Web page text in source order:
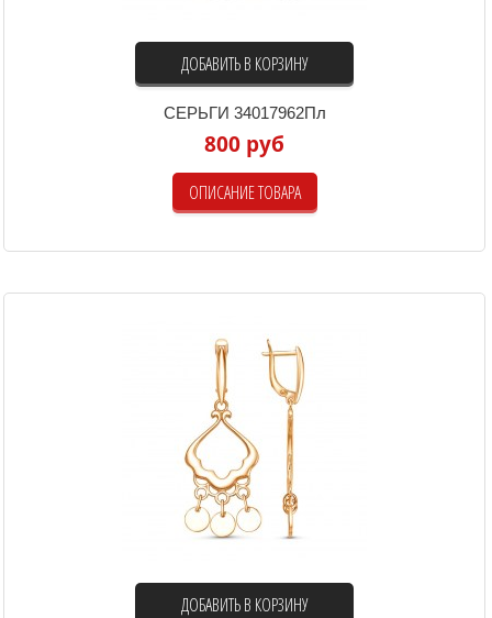
ДОБАВИТЬ В КОРЗИНУ
СЕРЬГИ 34017962Пл
800 руб
ОПИСАНИЕ ТОВАРА
ДОБАВИТЬ В КОРЗИНУ